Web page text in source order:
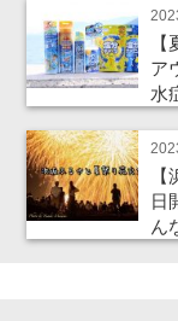
ア
水
日
ん